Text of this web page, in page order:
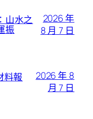
山水之
振
2026 年
8 月 7 日
料報
2026 年 8
月 7 日